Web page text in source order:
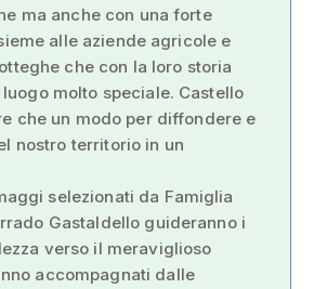
ma anche con una forte
alle aziende agricole e
che con la loro storia
molto speciale. Castello
che un modo per diffondere e
nostro territorio in un
selezionati da Famiglia
Gastaldello guideranno i
verso il meraviglioso
accompagnati dalle